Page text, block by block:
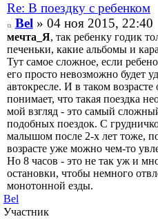
Re: В поездку с ребенком
Bel» 04 ноя 2015, 22:40
мечта_Я, так ребенку годик
печеньки, какие альбомы и
Тут самое сложное, если
его просто невозможно будет
автокресле. И в таком
понимает, что такая поездка
мой взгляд - это самый
подобных поездок. С
малышом после 2-х лет тоже,
возрасте уже можно чем-то
Но 8 часов - это не так уж и
остановки, чтобы немного
монотонной езды.
Bel
Участник